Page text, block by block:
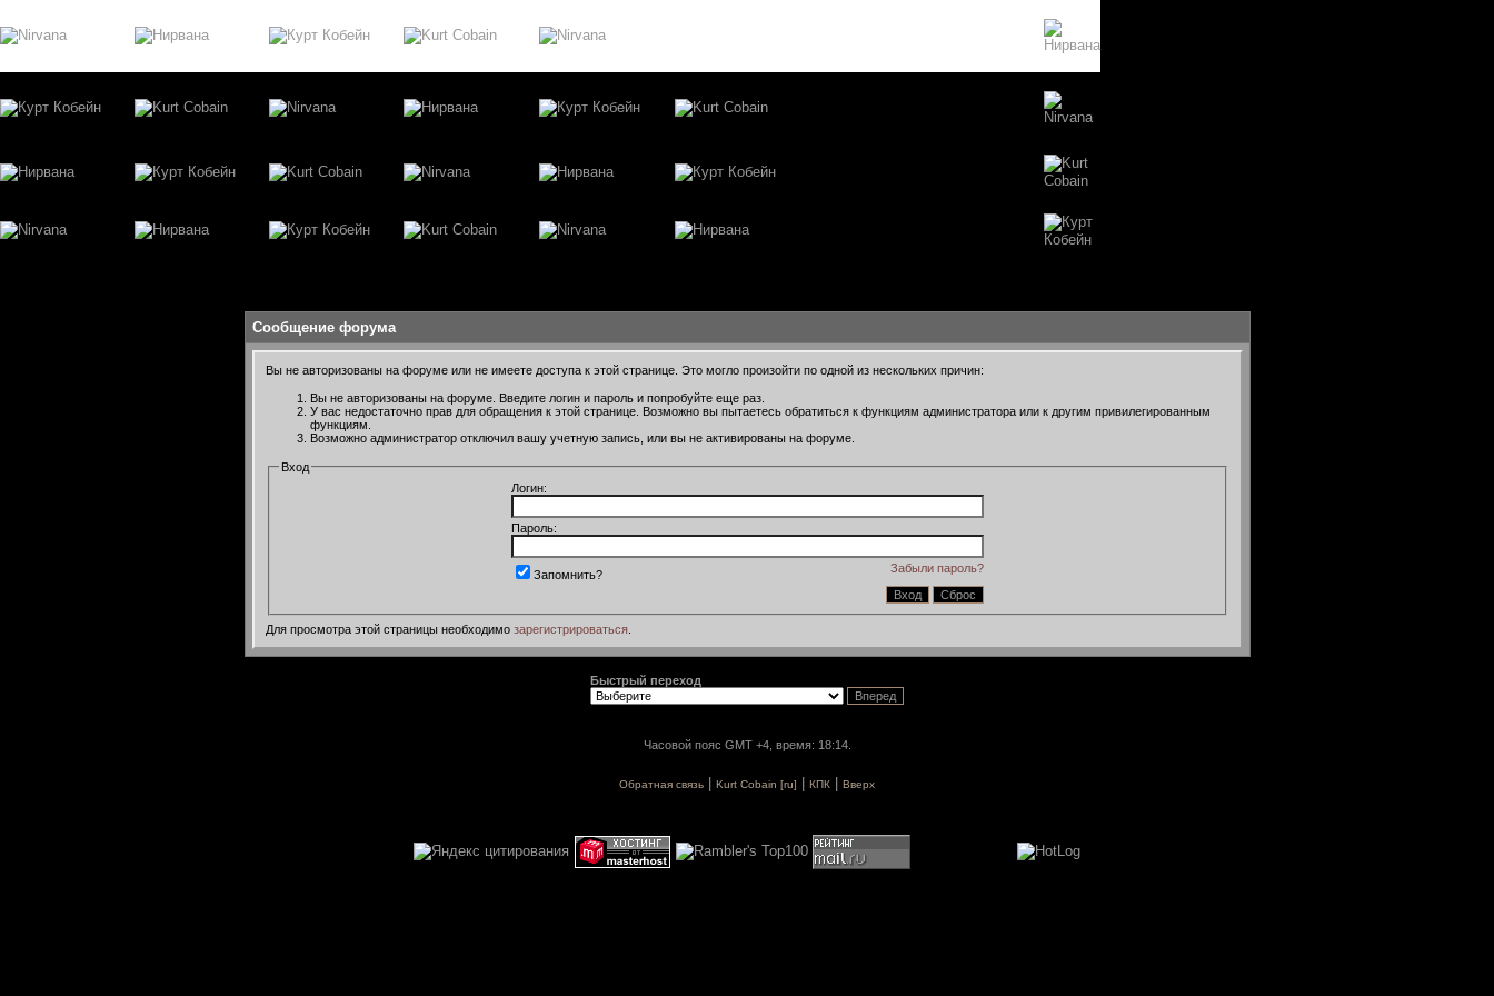
Сообщение форума
Вы не авторизованы на форуме или не имеете доступа к этой странице. Это могло произойти по одной из нескольких причин:
Вы не авторизованы на форуме. Введите логин и пароль и попробуйте еще раз.
У вас недостаточно прав для обращения к этой странице. Возможно вы пытаетесь обратиться к функциям администратора или к другим привилегированным
функциям.
Возможно администратор отключил вашу учетную запись, или вы не активированы на форуме.
Вход
Логин:
Пароль:
Забыли пароль?
Запомнить?
Для просмотра этой страницы необходимо зарегистрироваться.
Быстрый переход
Часовой пояс GMT +4, время: 18:14.
Обратная связь Kurt Cobain [ru] КПК Вверх